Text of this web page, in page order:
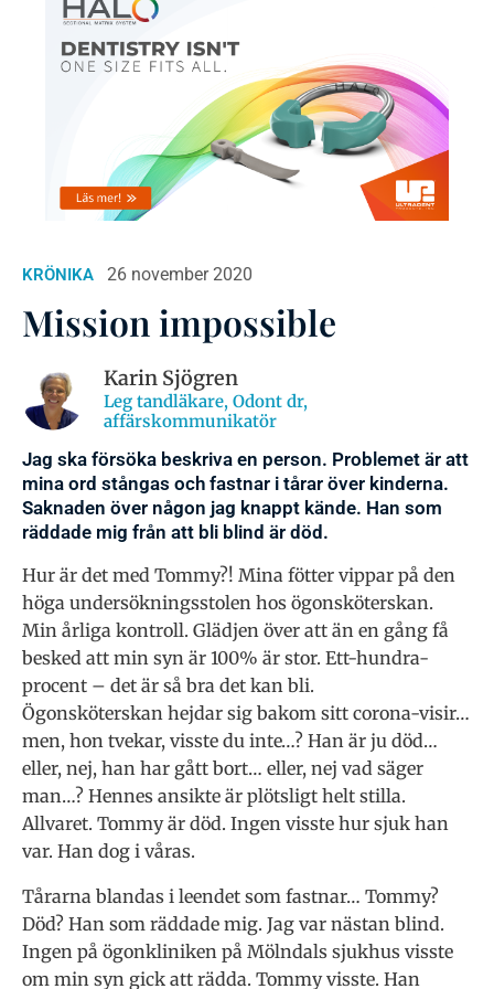
KRÖNIKA 26 november 2020
Mission impossible
Karin Sjögren
Leg tandläkare, Odont dr,
affärskommunikatör
Jag ska försöka beskriva en person. Problemet är att
mina ord stångas och fastnar i tårar över kinderna.
Saknaden över någon jag knappt kände. Han som
räddade mig från att bli blind är död.
Hur är det med Tommy?! Mina fötter vippar på den
höga undersökningsstolen hos ögonsköterskan.
Min årliga kontroll. Glädjen över att än en gång få
besked att min syn är 100% är stor. Ett-hundra-
procent – det är så bra det kan bli.
Ögonsköterskan hejdar sig bakom sitt corona-visir…
men, hon tvekar, visste du inte…? Han är ju död…
eller, nej, han har gått bort… eller, nej vad säger
man…? Hennes ansikte är plötsligt helt stilla.
Allvaret. Tommy är död. Ingen visste hur sjuk han
var. Han dog i våras.
Tårarna blandas i leendet som fastnar… Tommy?
Död? Han som räddade mig. Jag var nästan blind.
Ingen på ögonkliniken på Mölndals sjukhus visste
om min syn gick att rädda. Tommy visste. Han